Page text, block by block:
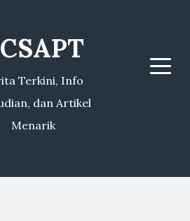
Terkini, Info
dan Artikel
Menarik
Menu